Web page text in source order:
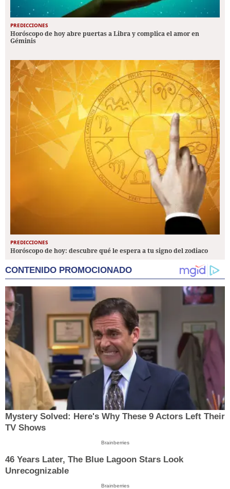
PREDICCIONES
Horóscopo de hoy abre puertas a Libra y complica el amor en
Géminis
PREDICCIONES
Horóscopo de hoy: descubre qué le espera a tu signo del zodiaco
CONTENIDO PROMOCIONADO
Mystery Solved: Here's Why These 9 Actors Left Their
TV Shows
Brainberries
46 Years Later, The Blue Lagoon Stars Look
Unrecognizable
Brainberries